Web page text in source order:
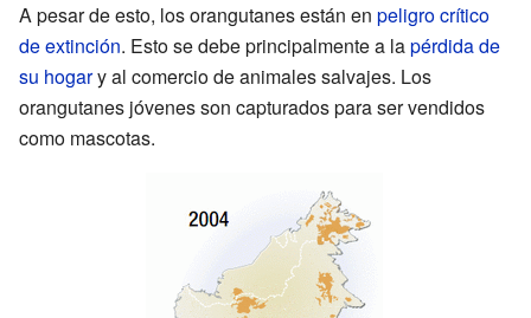
A pesar de esto, los orangutanes están en peligro crítico
de extinción. Esto se debe principalmente a lapérdida de
su hogary al comercio de animales salvajes. Los
orangutanes jóvenes son capturados para ser vendidos
como mascotas.